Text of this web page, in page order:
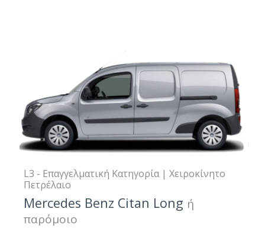
L3 - Επαγγελματική Κατηγορία | Χειροκίνητο
Πετρέλαιο
Mercedes Benz Citan Long ή
παρόμοιο